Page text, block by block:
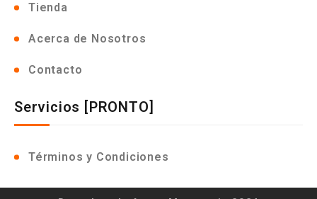
Tienda
Acerca de Nosotros
Contacto
Servicios [PRONTO]
Términos y Condiciones